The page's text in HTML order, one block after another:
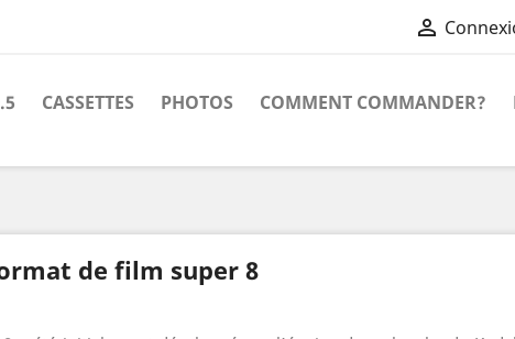

CASSETTES PHOTOS COMMENT COMMANDER?
de film super 8